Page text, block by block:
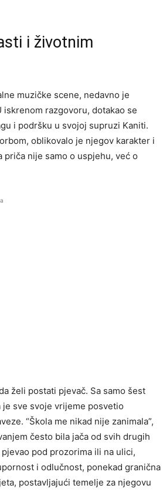
i životnim
muzičke scene, nedavno je
razgovoru, dotakao se
i podršku u svojoj supruzi Kaniti.
oblikovalo je njegov karakter i
nije samo o uspjehu, već o
želi postati pjevač. Sa samo šest
sve svoje vrijeme posvetio
“Škola me nikad nije zanimala”,
često bila jača od svih drugih
pod prozorima ili na ulici,
i odlučnost, ponekad granična
postavljajući temelje za njegovu